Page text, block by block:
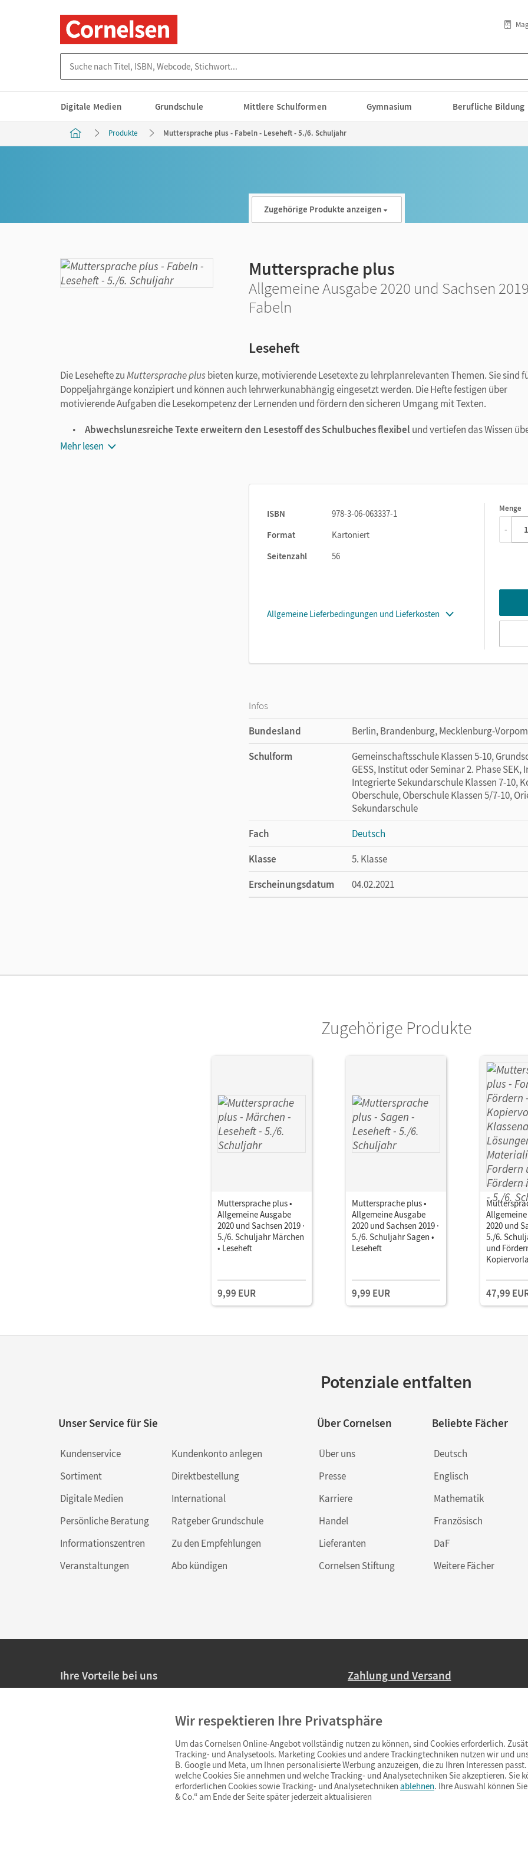
Digitale Medien Grundschule Mittlere Schulformen Gymnasium Berufliche Bildung
Produkte Muttersprache plus - Fabeln - Leseheft - 5./6. Schuljahr
Zugehörige Produkte anzeigen
Muttersprache plus
Allgemeine Ausgabe 2020 und Sachsen
Fabeln
Leseheft
Die Lesehefte zuMuttersprache plusbieten kurze, motivierende Lesetexte zu lehrplanrelevanten Themen. Sie sind
Doppeljahrgänge konzipiert und können auch lehrwerkunabhängig eingesetzt werden. Die Hefte festigen über
motivierende Aufgaben die Lesekompetenz der Lernenden und fördern den sicheren Umgang mit Texten.
Abwechslungsreiche Texte erweitern den Lesestoff des Schulbuches flexibel und vertiefen das Wissen
dieTextgattung "Fabeln".
Mehr lesen
ISBN
978-3-06-063337-1
Format
Kartoniert
Seitenzahl
56
Allgemeine Lieferbedingungen und Lieferkosten
Menge
1
-
Infos
Bundesland
Berlin, Brandenburg, Mecklenburg-
Schulform
Gemeinschaftsschule Klassen 5-10,
GESS, Institut oder Seminar 2. Phase
Integrierte Sekundarschule Klassen 7-10,
Oberschule, Oberschule Klassen 5/7-10,
Sekundarschule
Fach
Deutsch
Klasse
5. Klasse
Erscheinungsdatum
04.02.2021
Zugehörige Produkte
Muttersprache plus •
Allgemeine Ausgabe
2020 und Sachsen 2019 ·
5./6. Schuljahr Märchen
• Leseheft
9,99 EUR
Muttersprache plus •
Allgemeine Ausgabe
2020 und Sachsen 2019 ·
5./6. Schuljahr Sagen •
Leseheft
9,99 EUR
2020 und
5./6.
und
Lösungen
zum
Fördern im
47,99
Potenziale entfalten
Unser Service für Sie
Kundenservice
Sortiment
Digitale Medien
Persönliche Beratung
Informationszentren
Veranstaltungen
Kundenkonto anlegen
Direktbestellung
International
Ratgeber Grundschule
Zu den Empfehlungen
Abo kündigen
Über Cornelsen
Über uns
Presse
Karriere
Handel
Lieferanten
Cornelsen Stiftung
Beliebte Fächer
Deutsch
Englisch
Mathematik
Französisch
DaF
Weitere Fächer
Ihre Vorteile bei uns
Persönliche Angebote für Lehrkräfte
Sicheres Einkaufen mit SSL-Verschlüsselung
Widerrufsfristvon 4 Wochen
Schnelle und einfache Retourenabwicklung
Zahlung und Versand
Ab 59,– EUR Bestellwert liefern wir
(Lieferung in 3–6 Tagen).
Wir respektieren Ihre Privatsphäre
Um das Cornelsen Online-Angebot vollständig nutzen zu können, sind Cookies erforderlich.
Tracking- und Analysetools. Marketing Cookies und andere Trackingtechniken nutzen wir und
B. Google und Meta, um Ihnen personalisierte Werbung anzuzeigen, die zu Ihren Interessen
welche Cookies Sie annehmen und welche Tracking- und Analysetechniken Sie akzeptieren. Sie
erforderlichen Cookies sowie Tracking- und Analysetechniken ablehnen. Ihre Auswahl können
& Co.“ am Ende der Seite später jederzeit aktualisieren